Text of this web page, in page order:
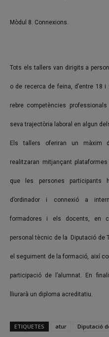
Mòdul 8. Connexions.
Tots els tallers van dirigits a
o de recerca de feina, d’entre 18 i
rebre competències
seva trajectòria laboral en algun
Els tallers oferiran un
realitzaran mitjançant
que les persones participants
d’ordinador i connexió a
formadores i els docents, en
personal tècnic de la Diputació de
el seguiment de la formació, així
participació de l’alumnat. En
lliurarà un diploma acreditatiu.
ETIQUETES atur Diputació